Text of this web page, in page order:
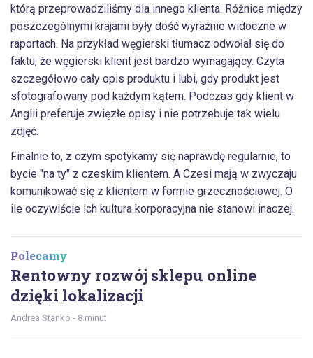
którą przeprowadziliśmy dla innego klienta. Różnice między
poszczególnymi krajami były dość wyraźnie widoczne w
raportach. Na przykład węgierski tłumacz odwołał się do
faktu, że węgierski klient jest bardzo wymagający. Czyta
szczegółowo cały opis produktu i lubi, gdy produkt jest
sfotografowany pod każdym kątem. Podczas gdy klient w
Anglii preferuje zwięzłe opisy i nie potrzebuje tak wielu
zdjęć.
Finalnie to, z czym spotykamy się naprawdę regularnie, to
bycie "na ty" z czeskim klientem. A Czesi mają w zwyczaju
komunikować się z klientem w formie grzecznościowej. O
ile oczywiście ich kultura korporacyjna nie stanowi inaczej.
Polecamy
Rentowny rozwój sklepu online
dzięki lokalizacji
Andrea Stanko - 8 minut